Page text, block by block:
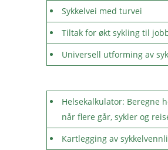
Sykkelvei med turvei
Tiltak for økt sykling til
Universell utforming av
Helsekalkulator: Beregne
når flere går, sykler og
Kartlegging av